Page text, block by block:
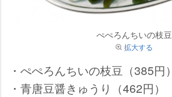
ぺぺろんちいの枝豆
拡大する
・ぺぺろんちいの枝豆（385円）
・青唐豆醤きゅうり（462円）